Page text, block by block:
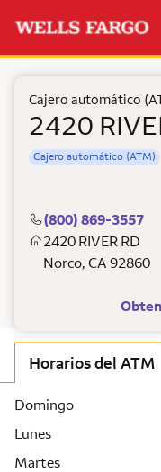
Cajero automático
2420
Cajero automático (ATM)
(800) 869-3557
2420 RIVER RD
Norco, CA 92860
Horarios del ATM
Domingo
Lunes
Martes